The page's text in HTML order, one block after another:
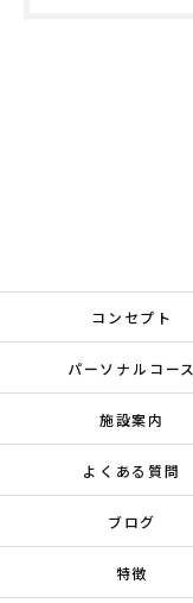
コンセプト
パーソナルコース
施設案内
よくある質問
ブログ
特徴